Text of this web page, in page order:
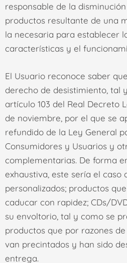
responsable de la
productos resultante de una
la necesaria para establecer
características y el
El Usuario reconoce saber
derecho de desistimiento, tal
artículo 103 del Real Decreto
de noviembre, por el que se
refundido de la Ley General
Consumidores y Usuarios y
complementarias. De forma
exhaustiva, este sería el caso
personalizados; productos
caducar con rapidez; CDs/
su envoltorio, tal y como se
productos que por razones
van precintados y han sido
entrega.